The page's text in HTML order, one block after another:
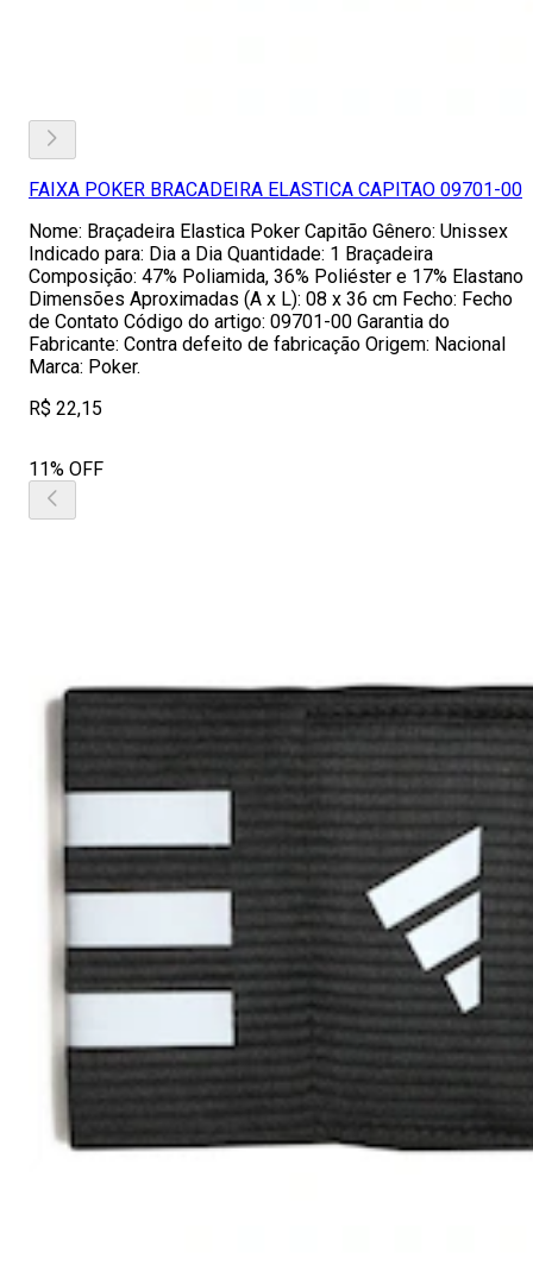
FAIXA POKER BRACADEIRA ELASTICA CAPITAO 09701-00
Nome: Braçadeira Elastica Poker Capitão Gênero: Unissex
Indicado para: Dia a Dia Quantidade: 1 Braçadeira
Composição: 47% Poliamida, 36% Poliéster e 17% Elastano
Dimensões Aproximadas (A x L): 08 x 36 cm Fecho: Fecho
de Contato Código do artigo: 09701-00 Garantia do
Fabricante: Contra defeito de fabricação Origem: Nacional
Marca: Poker.
R$ 22,15
11% OFF